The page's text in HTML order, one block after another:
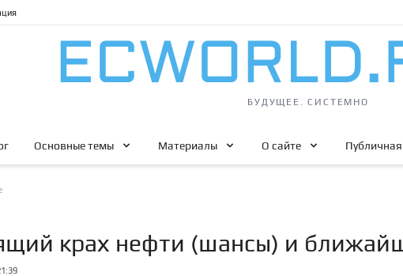
БУДУЩЕЕ. СИСТЕМНО
Основные темы Материалы О сайте
крах нефти (шансы) и